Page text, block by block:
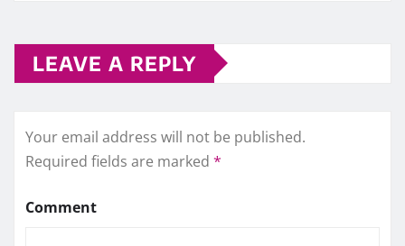
LEAVE A REPLY
Your email address will not be published.
Required fields are marked *
Comment